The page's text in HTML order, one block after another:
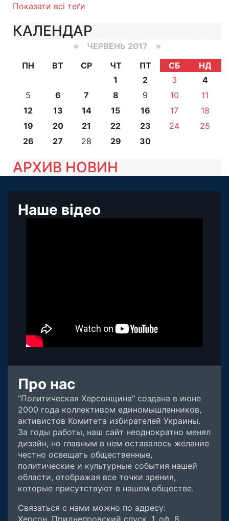
Показати всі теґи
КАЛЕНДАР
« ЧЕРВЕНЬ 2017 »
ПН
ВТ СР ЧТ ПТ СБ
НД
1
2 3
4
5
6 7 8 9 10
11
12
13 14 15 16 17
18
19
20 21 22 23 24
25
26
27 28 29 30
АРХИВ НОВИН
Наше відео
Про нас
"Политическая Херсонщина" создана в июне
2000 года коллективом единомышленников,
активистов Комитета избирателей Украины.
За годы работы, наш сайт неоднократно менял
дизайн, но главным в нем оставалось желание
честно освещать общественные,
политические и культурные события нашей
области, отображая все точки зрения,
которые присутствуют в нашем обществе.
Связаться с нами можно по адресу:
Херсон, Приднепровский спуск, 1, оф. 8,